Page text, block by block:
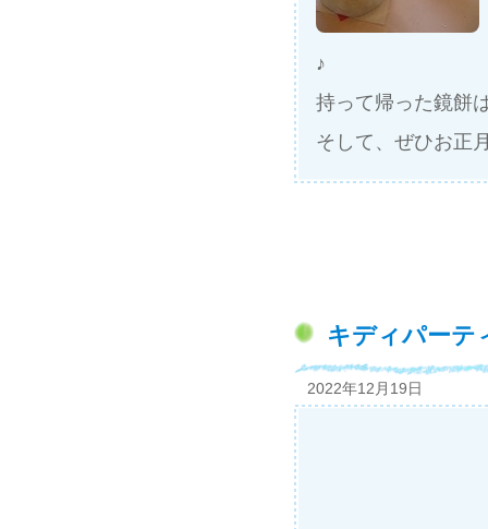
♪
持って帰った鏡餅
そして、ぜひお正
キディパー
2022年12月19日